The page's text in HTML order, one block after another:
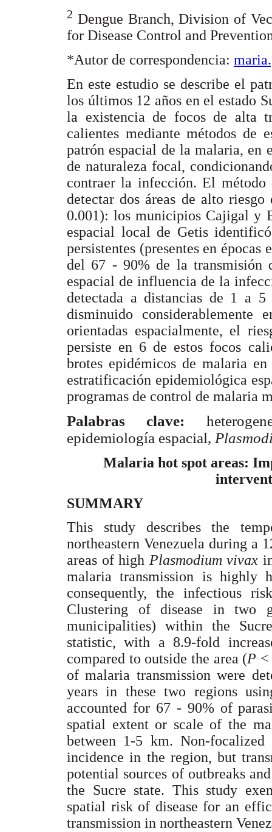
2 Dengue Branch, Division of
for Disease Control and
*Autor de correspondencia:
En este estudio se describe el
los últimos 12 años en el estado
la existencia de focos de alta
calientes mediante métodos de
patrón espacial de la malaria, en
de naturaleza focal,
contraer la infección. El
detectar dos áreas de alto
0.001): los municipios Cajigal y
espacial local de Getis
persistentes (presentes en
del 67 - 90% de la transmisión
espacial de influencia de la
detectada a distancias de 1 a
disminuido
orientadas espacialmente, el
persiste en 6 de estos focos
brotes epidémicos de malaria
estratificación epidemiológica
programas de control de malaria
Palabras clave:
epidemiología espacial,
Malaria hot spot areas:
SUMMARY
This study describes the
northeastern Venezuela during a
areas of high Plasmodium vivax
malaria transmission is highly
consequently, the infectious
Clustering of disease in two
municipalities) within the
statistic, with a 8.9-fold
compared to outside the area (P <
of malaria transmission were
years in these two regions
accounted for 67 - 90% of
spatial extent or scale of the
between 1-5 km. Non-
incidence in the region, but
potential sources of outbreaks
the Sucre state. This study
spatial risk of disease for an
transmission in northeastern